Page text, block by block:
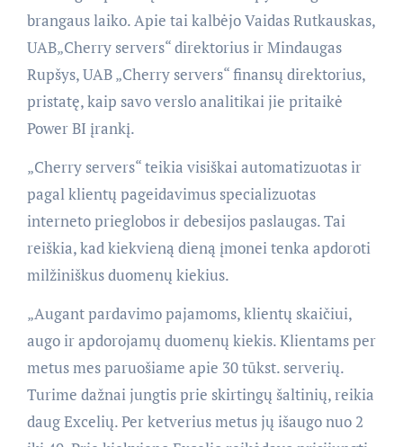
brangaus laiko. Apie tai kalbėjo Vaidas Rutkauskas,
UAB„Cherry servers“ direktorius ir Mindaugas
Rupšys, UAB „Cherry servers“ finansų direktorius,
pristatę, kaip savo verslo analitikai jie pritaikė
Power BI įrankį.
„Cherry servers“ teikia visiškai automatizuotas ir
pagal klientų pageidavimus specializuotas
interneto prieglobos ir debesijos paslaugas. Tai
reiškia, kad kiekvieną dieną įmonei tenka apdoroti
milžiniškus duomenų kiekius.
„Augant pardavimo pajamoms, klientų skaičiui,
augo ir apdorojamų duomenų kiekis. Klientams per
metus mes paruošiame apie 30 tūkst. serverių.
Turime dažnai jungtis prie skirtingų šaltinių, reikia
daug Excelių. Per ketverius metus jų išaugo nuo 2